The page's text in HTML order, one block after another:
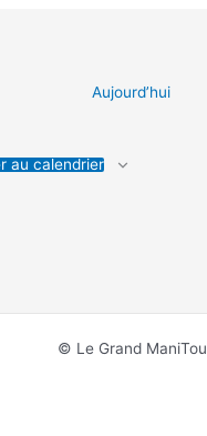
Aujourd’hui
au calendrier
© Le Grand ManiTou